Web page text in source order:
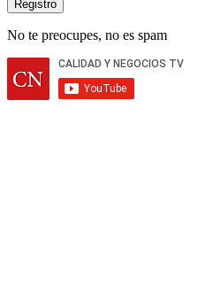
No te preocupes, no es spam